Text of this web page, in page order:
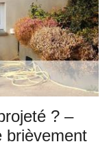
? –
brièvement